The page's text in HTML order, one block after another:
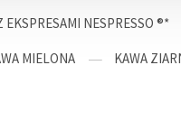
NESPRESSO ®*
MIELONA KAWA